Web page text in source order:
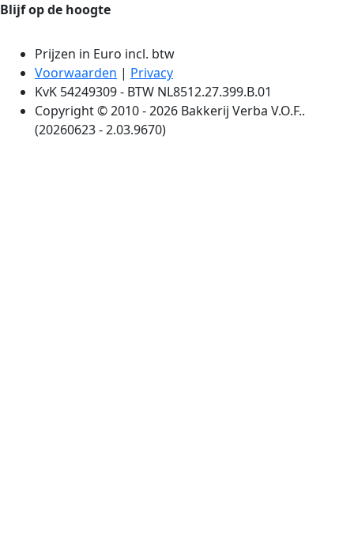
Blijf op de hoogte
Prijzen in Euro incl. btw
Voorwaarden | Privacy
KvK 54249309 - BTW NL8512.27.399.B.01
Copyright © 2010 - 2026 Bakkerij Verba V.O.F..
(20260623 - 2.03.9670)